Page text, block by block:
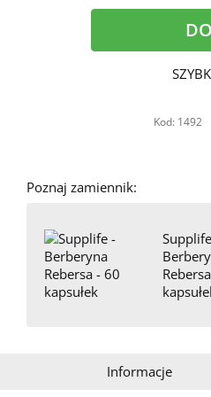
Kod: 1492
Poznaj zamiennik:
Informacje